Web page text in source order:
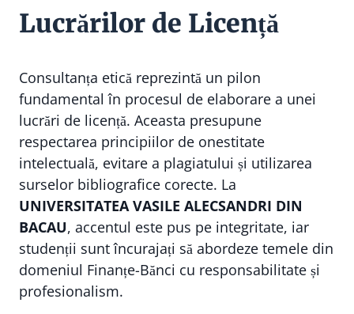
Lucrărilor de Licență
Consultanța etică reprezintă un pilon
fundamental în procesul de elaborare a unei
lucrări de licență. Aceasta presupune
respectarea principiilor de onestitate
intelectuală, evitare a plagiatului și utilizarea
surselor bibliografice corecte. La
UNIVERSITATEA VASILE ALECSANDRI DIN
BACAU, accentul este pus pe integritate, iar
studenții sunt încurajați să abordeze temele din
domeniul Finanțe-Bănci cu responsabilitate și
profesionalism.